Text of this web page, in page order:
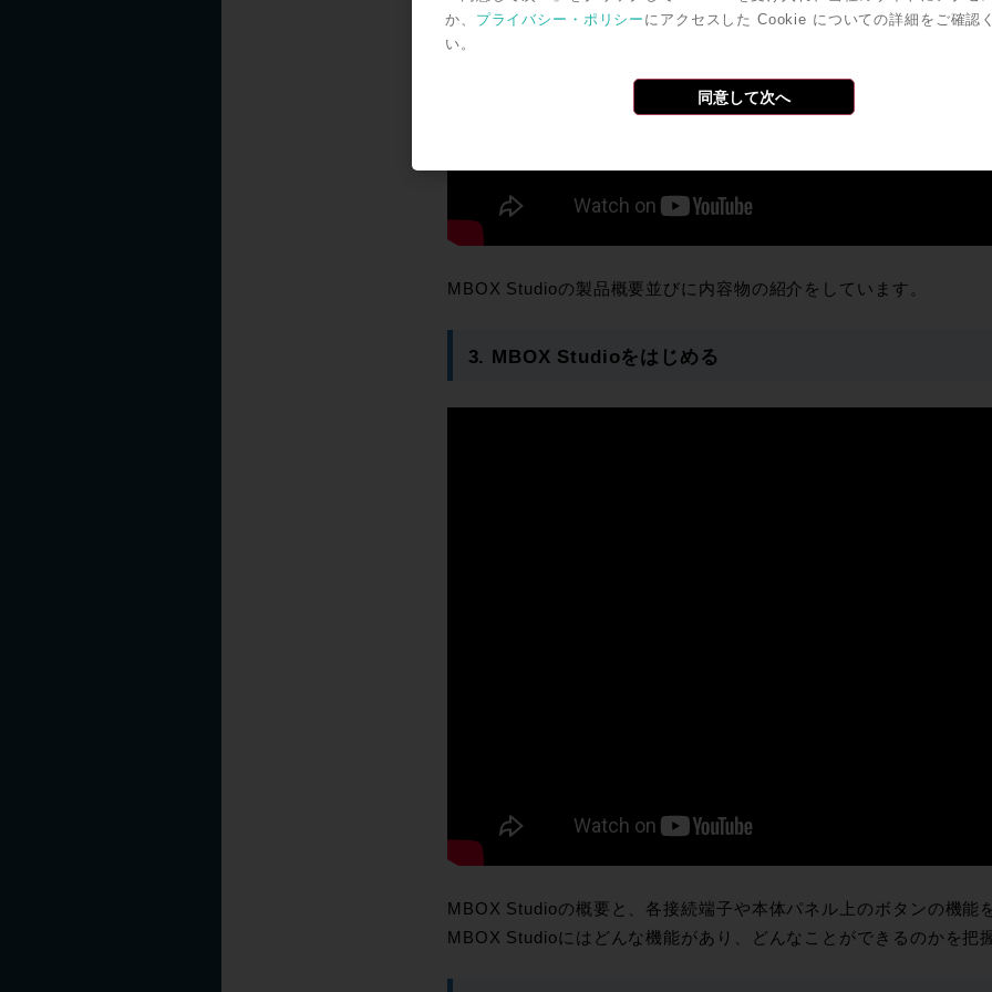
MBOX Studioの製品概要並びに内容物の紹介をしています。
3. MBOX Studioをはじめる
MBOX Studioの概要と、各接続端子や本体パネル上のボタンの機能
MBOX Studioにはどんな機能があり、どんなことができるのかを把
か、 プライバシー・ポリシー にアクセスした Cookie についての詳細をご確認
い。
同意して次へ